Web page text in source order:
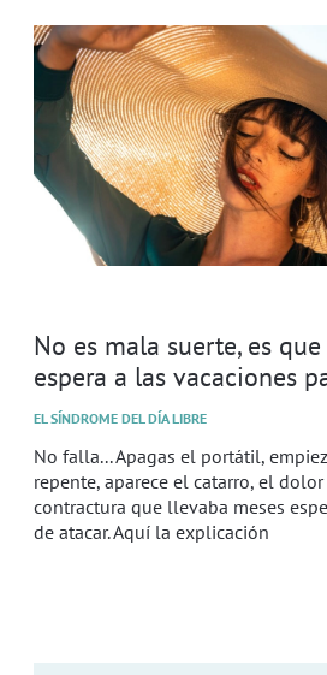
No es mala suerte, es
espera a las vacaciones
EL SÍNDROME DEL DÍA LIBRE
No falla... Apagas el portátil,
repente, aparece el catarro, el dolor
contractura que llevaba meses
de atacar. Aquí la explicación